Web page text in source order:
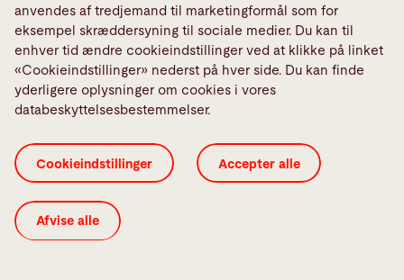
anvendes af tredjemand til marketingformål som for
eksempel skræddersyning til sociale medier. Du kan til
enhver tid ændre cookieindstillinger ved at klikke på linket
«Cookieindstillinger» nederst på hver side. Du kan finde
yderligere oplysninger om cookies i vores
databeskyttelsesbestemmelser.
Cookieindstillinger Accepter alle
Afvise alle